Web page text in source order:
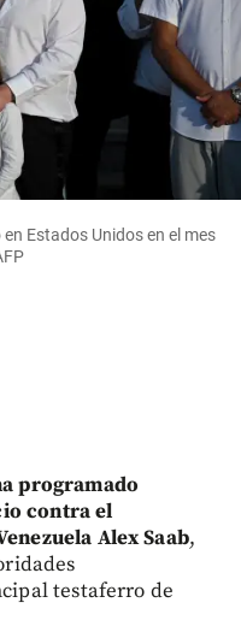
Estados Unidos en el mes
programado
contra el
Alex Saab,
testaferro de